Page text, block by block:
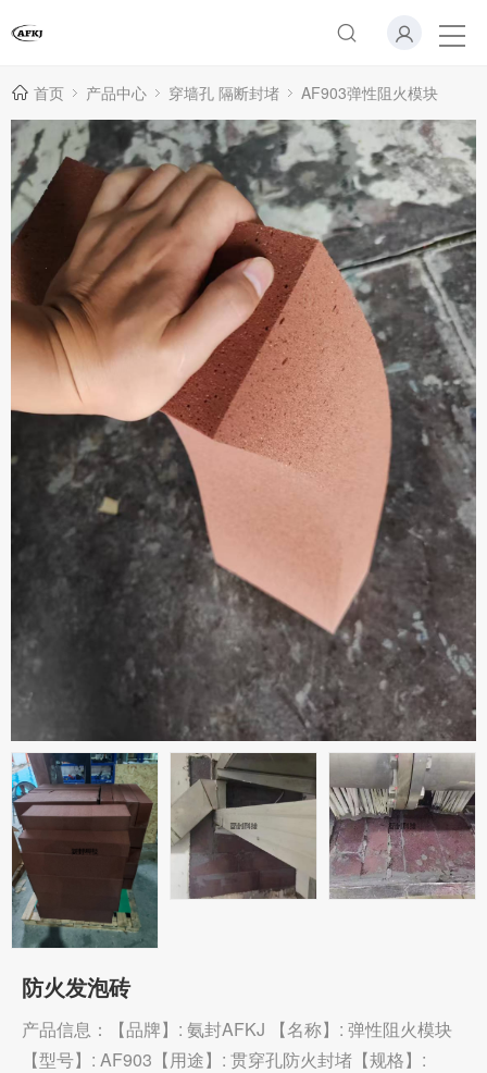
首页 产品中心 穿墙孔 隔断封堵 AF903弹性阻火模块
防火发泡砖
产品信息：【品牌】: 氨封AFKJ 【名称】: 弹性阻火模块
【型号】: AF903【用途】: 贯穿孔防火封堵【规格】: